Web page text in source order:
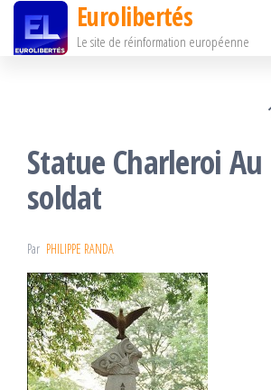
Passer
Eurolibertés
Le site de réinformation européenne
Statue Charleroi
soldat
Par PHILIPPE RANDA